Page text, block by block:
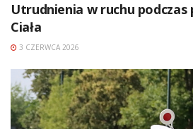
Utrudnienia w ruchu podczas
Ciała
3 CZERWCA 2026